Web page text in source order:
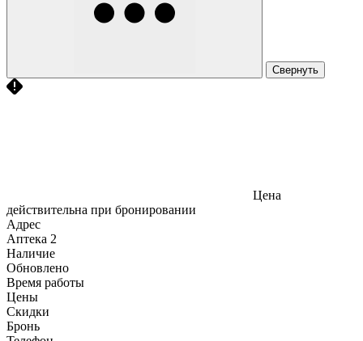
Свернуть
Цена
действительна при бронировании
Адрес
Аптека 2
Наличие
Обновлено
Время работы
Цены
Скидки
Бронь